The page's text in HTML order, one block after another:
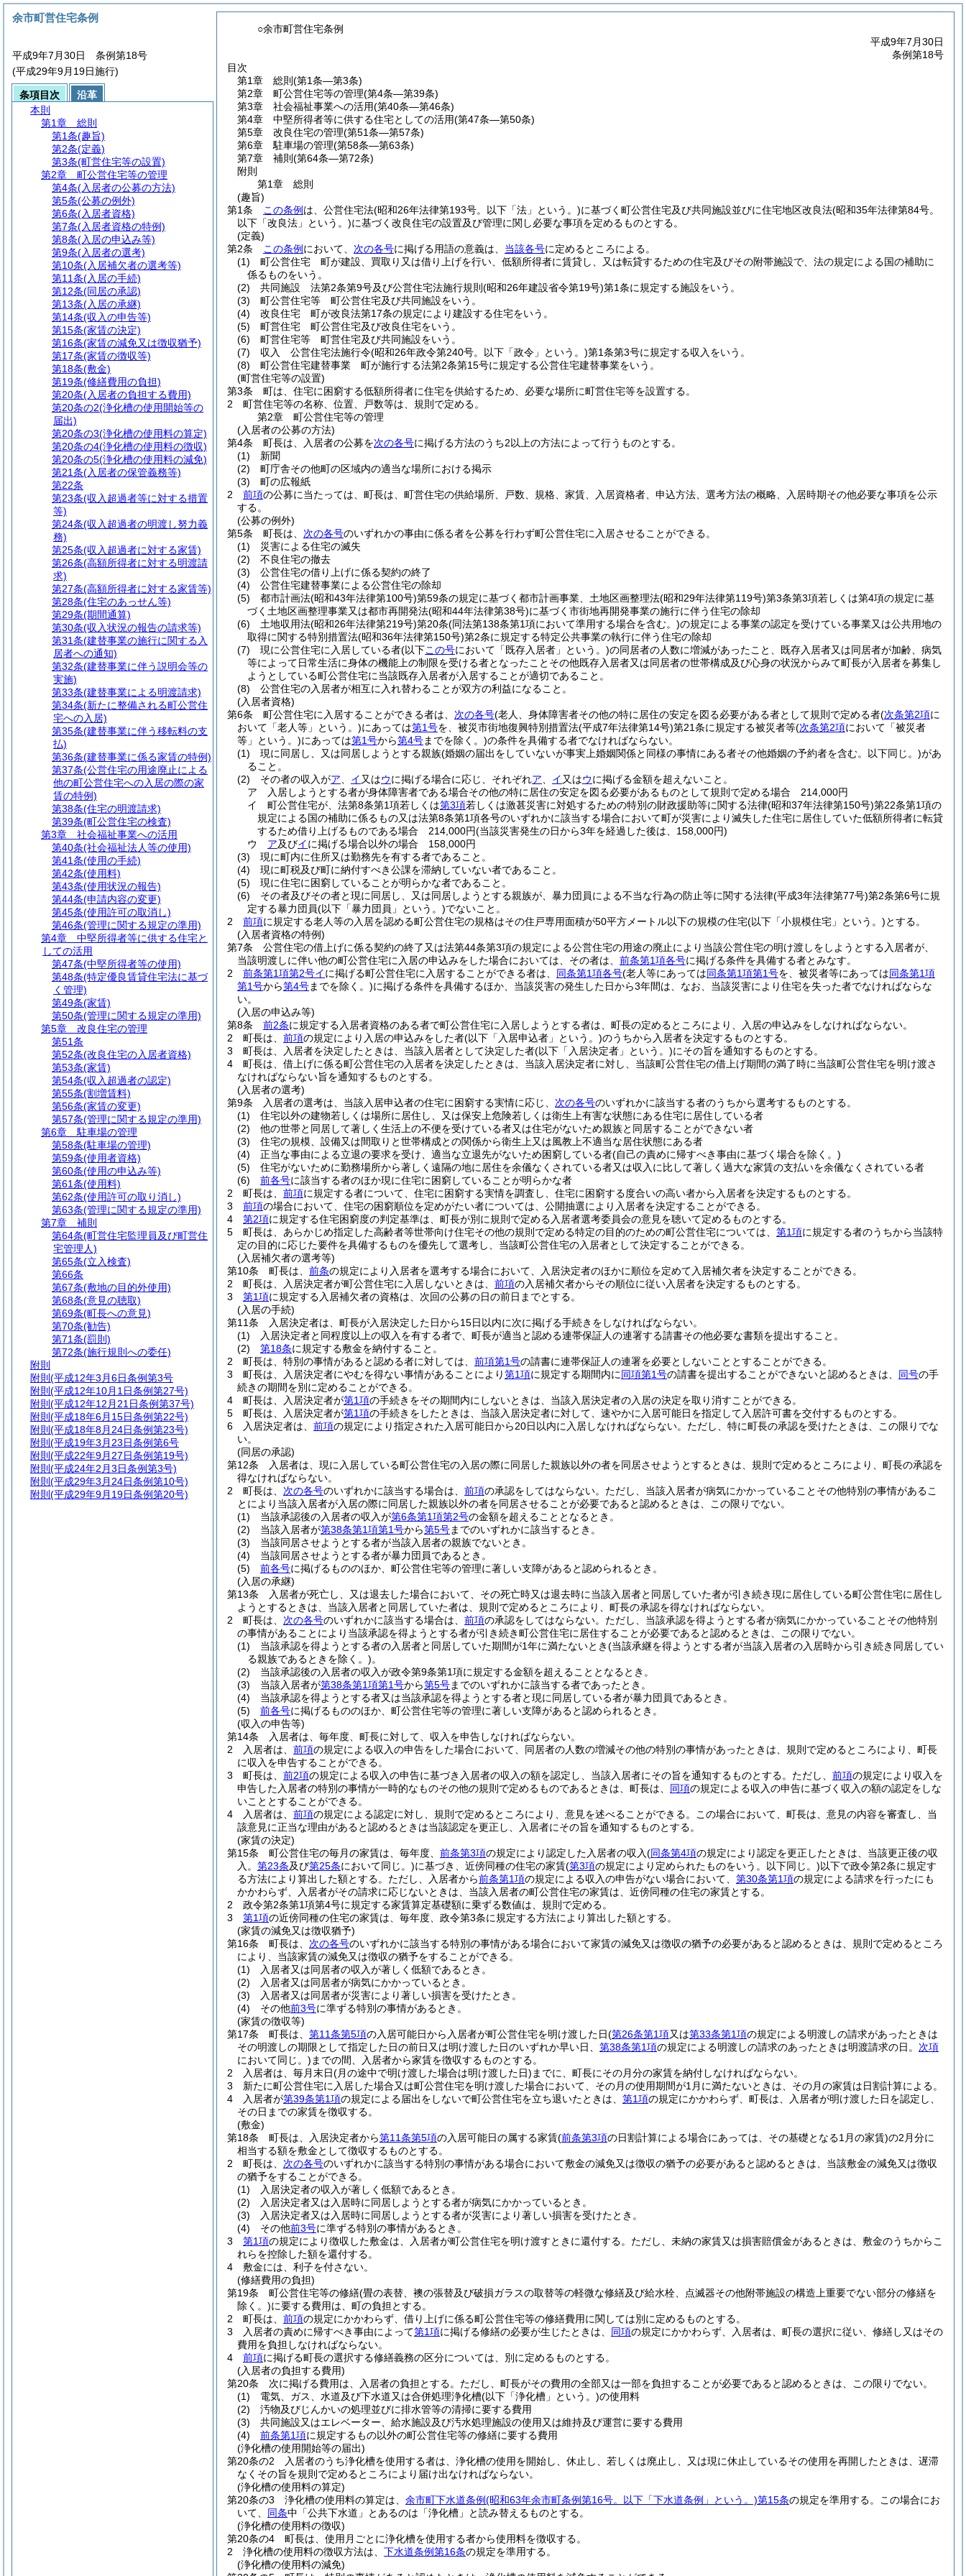
○余市町営住宅条例
平成9年7月30日
条例第18号
目次
第1章
総則 (第1条―第3条)
第2章
町公営住宅等の管理(第4条―第39条)
第3章
社会福祉事業への活用(第40条―第46条)
第4章
中堅所得者等に供する住宅としての活用(第47条―第50条)
第5章
改良住宅の管理(第51条―第57条)
第6章
駐車場の管理(第58条―第63条)
第7章
補則 (第64条―第72条)
附則
第1章
総則
(趣旨)
第1条
この条例 は、公営住宅法(昭和26年法律第193号。以下「法」という。)に基づく町公営住宅及び共同施設並びに住宅地区改良法(昭和35年法律第84号。
以下「改良法」という。)に基づく改良住宅の設置及び管理に関し必要な事項を定めるものとする。
(定義)
第2条
この条例 において、 次の各号に掲げる用語の意義は、 当該各号に定めるところによる。
(1)
町公営住宅 町が建設、買取り又は借り上げを行い、低額所得者に賃貸し、又は転貸するための住宅及びその附帯施設で、法の規定による国の補助に
係るものをいう。
(2)
共同施設 法第2条第9号及び公営住宅法施行規則 (昭和26年建設省令第19号)第1条に規定する施設をいう。
(3)
町公営住宅等 町公営住宅及び共同施設をいう。
(4)
改良住宅 町が改良法第17条の規定により建設する住宅をいう。
(5)
町営住宅 町公営住宅及び改良住宅をいう。
(6)
町営住宅等 町営住宅及び共同施設をいう。
(7)
収入 公営住宅法施行令(昭和26年政令第240号。以下「政令」という。)第1条第3号に規定する収入をいう。
(8)
町公営住宅建替事業 町が施行する法第2条第15号に規定する公営住宅建替事業をいう。
(町営住宅等の設置)
第3条
町は、住宅に困窮する低額所得者に住宅を供給するため、必要な場所に町営住宅等を設置する。
2
町営住宅等の名称、位置、戸数等は、規則で定める。
第2章
町公営住宅等の管理
(入居者の公募の方法)
第4条
町長は、入居者の公募を次の各号に掲げる方法のうち2以上の方法によって行うものとする。
(1)
新聞
(2)
町庁舎その他町の区域内の適当な場所における掲示
(3)
町の広報紙
2
前項の公募に当たっては、町長は、町営住宅の供給場所、戸数、規格、家賃、入居資格者、申込方法、選考方法の概略、入居時期その他必要な事項を公示
する。
(公募の例外)
第5条
町長は、 次の各号のいずれかの事由に係る者を公募を行わず町公営住宅に入居させることができる。
(1)
災害による住宅の滅失
(2)
不良住宅の撤去
(3)
公営住宅の借り上げに係る契約の終了
(4)
公営住宅建替事業による公営住宅の除却
(5)
都市計画法(昭和43年法律第100号)第59条の規定に基づく都市計画事業、土地区画整理法(昭和29年法律第119号)第3条第3項若しくは第4項の規定に基
づく土地区画整理事業又は都市再開発法(昭和44年法律第38号)に基づく市街地再開発事業の施行に伴う住宅の除却
(6)
土地収用法(昭和26年法律第219号)第20条(同法第138条第1項において準用する場合を含む。)の規定による事業の認定を受けている事業又は公共用地の
取得に関する特別措置法(昭和36年法律第150号)第2条に規定する特定公共事業の執行に伴う住宅の除却
(7)
現に公営住宅に入居している者(以下この号において「既存入居者」という。)の同居者の人数に増減があったこと、既存入居者又は同居者が加齢、病気
等によって日常生活に身体の機能上の制限を受ける者となったことその他既存入居者又は同居者の世帯構成及び心身の状況からみて町長が入居者を募集し
ようとしている町公営住宅に当該既存入居者が入居することが適切であること。
(8)
公営住宅の入居者が相互に入れ替わることが双方の利益になること。
(入居者資格)
第6条
町公営住宅に入居することができる者は、 次の各号(老人、身体障害者その他の特に居住の安定を図る必要がある者として規則で定める者(次条第2項に
おいて「老人等」という。)にあっては第1号を、被災市街地復興特別措置法(平成7年法律第14号)第21条に規定する被災者等(次条第2項において「被災者
等」という。)にあっては第1号から第4号までを除く。)の条件を具備する者でなければならない。
(1)
現に同居し、又は同居しようとする親族(婚姻の届出をしていないが事実上婚姻関係と同様の事情にある者その他婚姻の予約者を含む。以下同じ。)があ
ること。
(2)
その者の収入がア イ 又はウに掲げる場合に応じ、それぞれア イ 又はウに掲げる金額を超えないこと。
ア
入居しようとする者が身体障害者である場合その他の特に居住の安定を図る必要があるものとして規則で定める場合 214,000円
イ
町公営住宅が、法第8条第1項若しくは第3項若しくは激甚災害に対処するための特別の財政援助等に関する法律(昭和37年法律第150号)第22条第1項の
規定による国の補助に係るもの又は法第8条第1項各号のいずれかに該当する場合において町が災害により滅失した住宅に居住していた低額所得者に転貸
するため借り上げるものである場合 214,000円(当該災害発生の日から3年を経過した後は、158,000円)
ウ
ア及びイに掲げる場合以外の場合 158,000円
(3)
現に町内に住所又は勤務先を有する者であること。
(4)
現に町税及び町に納付すべき公課を滞納していない者であること。
(5)
現に住宅に困窮していることが明らかな者であること。
(6)
その者及びその者と現に同居し、又は同居しようとする親族が、暴力団員による不当な行為の防止等に関する法律(平成3年法律第77号)第2条第6号に規
定する暴力団員(以下「暴力団員」という。)でないこと。
2
前項に規定する老人等の入居を認める町公営住宅の規格はその住戸専用面積が50平方メートル以下の規模の住宅(以下「小規模住宅」という。)とする。
(入居者資格の特例)
第7条
公営住宅の借上げに係る契約の終了又は法第44条第3項の規定による公営住宅の用途の廃止により当該公営住宅の明け渡しをしようとする入居者が、
当該明渡しに伴い他の町公営住宅に入居の申込みをした場合においては、その者は、 前条第1項各号に掲げる条件を具備する者とみなす。
2
前条第1項第2号イに掲げる町公営住宅に入居することができる者は、 同条第1項各号(老人等にあっては同条第1項第1号を、被災者等にあっては同条第1項
第1号から第4号までを除く。)に掲げる条件を具備するほか、当該災害の発生した日から3年間は、なお、当該災害により住宅を失った者でなければならな
い。
(入居の申込み等)
第8条
前2条に規定する入居者資格のある者で町公営住宅に入居しようとする者は、町長の定めるところにより、入居の申込みをしなければならない。
2
町長は、 前項の規定により入居の申込みをした者(以下「入居申込者」という。)のうちから入居者を決定するものとする。
3
町長は、入居者を決定したときは、当該入居者として決定した者(以下「入居決定者」という。)にその旨を通知するものとする。
4
町長は、借上げに係る町公営住宅の入居者を決定したときは、当該入居決定者に対し、当該町公営住宅の借上げ期間の満了時に当該町公営住宅を明け渡さ
なければならない旨を通知するものとする。
(入居者の選考)
第9条
入居者の選考は、当該入居申込者の住宅に困窮する実情に応じ、 次の各号のいずれかに該当する者のうちから選考するものとする。
(1)
住宅以外の建物若しくは場所に居住し、又は保安上危険若しくは衛生上有害な状態にある住宅に居住している者
(2)
他の世帯と同居して著しく生活上の不便を受けている者又は住宅がないため親族と同居することができない者
(3)
住宅の規模、設備又は間取りと世帯構成との関係から衛生上又は風教上不適当な居住状態にある者
(4)
正当な事由による立退の要求を受け、適当な立退先がないため困窮している者(自己の責めに帰すべき事由に基づく場合を除く。)
(5)
住宅がないために勤務場所から著しく遠隔の地に居住を余儀なくされている者又は収入に比して著しく過大な家賃の支払いを余儀なくされている者
(6)
前各号に該当する者のほか現に住宅に困窮していることが明らかな者
2
町長は、 前項に規定する者について、住宅に困窮する実情を調査し、住宅に困窮する度合いの高い者から入居者を決定するものとする。
3
前項の場合において、住宅の困窮順位を定めがたい者については、公開抽選により入居者を決定することができる。
4
第2項に規定する住宅困窮度の判定基準は、町長が別に規則で定める入居者選考委員会の意見を聴いて定めるものとする。
5
町長は、あらかじめ指定した高齢者等世帯向け住宅その他の規則で定める特定の目的のための町公営住宅については、 第1項に規定する者のうちから当該特
定の目的に応じた要件を具備するものを優先して選考し、当該町公営住宅の入居者として決定することができる。
(入居補欠者の選考等)
第10条
町長は、 前条の規定により入居者を選考する場合において、入居決定者のほかに順位を定めて入居補欠者を決定することができる。
2
町長は、入居決定者が町公営住宅に入居しないときは、 前項の入居補欠者からその順位に従い入居者を決定するものとする。
3
第1項に規定する入居補欠者の資格は、次回の公募の日の前日までとする。
(入居の手続)
第11条
入居決定者は、町長が入居決定した日から15日以内に次に掲げる手続きをしなければならない。
(1)
入居決定者と同程度以上の収入を有する者で、町長が適当と認める連帯保証人の連署する請書その他必要な書類を提出すること。
(2)
第18条に規定する敷金を納付すること。
2
町長は、特別の事情があると認める者に対しては、 前項第1号の請書に連帯保証人の連署を必要としないこととすることができる。
3
町長は、入居決定者にやむを得ない事情があることにより第1項に規定する期間内に同項第1号の請書を提出することができないと認めるときは、 同号の手
続きの期間を別に定めることができる。
4
町長は、入居決定者が第1項の手続きをその期間内にしないときは、当該入居決定者の入居の決定を取り消すことができる。
5
町長は、入居決定者が第1項の手続きをしたときは、当該入居決定者に対して、速やかに入居可能日を指定して入居許可書を交付するものとする。
6
入居決定者は、 前項の規定により指定された入居可能日から20日以内に入居しなければならない。 ただし、特に町長の承認を受けたときは、この限りでな
い。
(同居の承認)
第12条
入居者は、現に入居している町公営住宅の入居の際に同居した親族以外の者を同居させようとするときは、規則で定めるところにより、町長の承認を
得なければならない。
2
町長は、 次の各号のいずれかに該当する場合は、 前項の承認をしてはならない。 ただし、当該入居者が病気にかかっていることその他特別の事情があるこ
とにより当該入居者が入居の際に同居した親族以外の者を同居させることが必要であると認めるときは、この限りでない。
(1)
当該承認後の入居者の収入が第6条第1項第2号の金額を超えることとなるとき。
(2)
当該入居者が第38条第1項第1号から第5号までのいずれかに該当するとき。
(3)
当該同居させようとする者が当該入居者の親族でないとき。
(4)
当該同居させようとする者が暴力団員であるとき。
(5)
前各号に掲げるもののほか、町公営住宅等の管理に著しい支障があると認められるとき。
(入居の承継)
第13条
入居者が死亡し、又は退去した場合において、その死亡時又は退去時に当該入居者と同居していた者が引き続き現に居住している町公営住宅に居住し
ようとするときは、当該入居者と同居していた者は、規則で定めるところにより、町長の承認を得なければならない。
2
町長は、 次の各号のいずれかに該当する場合は、 前項の承認をしてはならない。 ただし、当該承認を得ようとする者が病気にかかっていることその他特別
の事情があることにより当該承認を得ようとする者が引き続き町公営住宅に居住することが必要であると認めるときは、この限りでない。
(1)
当該承認を得ようとする者の入居者と同居していた期間が1年に満たないとき(当該承継を得ようとする者が当該入居者の入居時から引き続き同居してい
る親族であるときを除く。)。
(2)
当該承認後の入居者の収入が政令第9条第1項に規定する金額を超えることとなるとき。
(3)
当該入居者が第38条第1項第1号から第5号までのいずれかに該当する者であったとき。
(4)
当該承認を得ようとする者又は当該承認を得ようとする者と現に同居している者が暴力団員であるとき。
(5)
前各号に掲げるもののほか、町公営住宅等の管理に著しい支障があると認められるとき。
(収入の申告等)
第14条
入居者は、毎年度、町長に対して、収入を申告しなければならない。
2
入居者は、 前項の規定による収入の申告をした場合において、同居者の人数の増減その他の特別の事情があったときは、規則で定めるところにより、町長
に収入を申告することができる。
3
町長は、 前2項の規定による収入の申告に基づき入居者の収入の額を認定し、当該入居者にその旨を通知するものとする。 ただし、 前項の規定により収入を
申告した入居者の特別の事情が一時的なものその他の規則で定めるものであるときは、町長は、 同項の規定による収入の申告に基づく収入の額の認定をしな
いこととすることができる。
4
入居者は、 前項の規定による認定に対し、規則で定めるところにより、意見を述べることができる。
この場合において、町長は、意見の内容を審査し、当
該意見に正当な理由があると認めるときは当該認定を更正し、入居者にその旨を通知するものとする。
(家賃の決定)
第15条
町公営住宅の毎月の家賃は、毎年度、 前条第3項の規定により認定した入居者の収入(同条第4項の規定により認定を更正したときは、当該更正後の収
入。 第23条及び第25条において同じ。)に基づき、近傍同種の住宅の家賃(第3項の規定により定められたものをいう。以下同じ。)以下で政令第2条に規定す
る方法により算出した額とする。 ただし、入居者から前条第1項の規定による収入の申告がない場合において、 第30条第1項の規定による請求を行ったにも
かかわらず、入居者がその請求に応じないときは、当該入居者の町公営住宅の家賃は、近傍同種の住宅の家賃とする。
2
政令第2条第1項第4号に規定する家賃算定基礎額に乗ずる数値は、規則で定める。
3
第1項の近傍同種の住宅の家賃は、毎年度、政令第3条に規定する方法により算出した額とする。
(家賃の減免又は徴収猶予)
第16条
町長は、 次の各号のいずれかに該当する特別の事情がある場合において家賃の減免又は徴収の猶予の必要があると認めるときは、規則で定めるところ
により、当該家賃の減免又は徴収の猶予をすることができる。
(1)
入居者又は同居者の収入が著しく低額であるとき。
(2)
入居者又は同居者が病気にかかっているとき。
(3)
入居者又は同居者が災害により著しい損害を受けたとき。
(4)
その他前3号に準ずる特別の事情があるとき。
(家賃の徴収等)
第17条
町長は、 第11条第5項の入居可能日から入居者が町公営住宅を明け渡した日(第26条第1項又は第33条第1項の規定による明渡しの請求があったときは
その明渡しの期限として指定した日の前日又は明け渡した日のいずれか早い日、 第38条第1項の規定による明渡しの請求のあったときは明渡請求の日。 次項
において同じ。) までの間、入居者から家賃を徴収するものとする。
2
入居者は、毎月末日(月の途中で明け渡した場合は明け渡した日) までに、町長にその月分の家賃を納付しなければならない。
3
新たに町公営住宅に入居した場合又は町公営住宅を明け渡した場合において、その月の使用期間が1月に満たないときは、その月の家賃は日割計算による。
4
入居者が第39条第1項の規定による届出をしないで町公営住宅を立ち退いたときは、 第1項の規定にかかわらず、町長は、入居者が明け渡した日を認定し、
その日までの家賃を徴収する。
(敷金)
第18条
町長は、入居決定者から第11条第5項の入居可能日の属する家賃(前条第3項の日割計算による場合にあっては、その基礎となる1月の家賃)の2月分に
相当する額を敷金として徴収するものとする。
2
町長は、 次の各号のいずれかに該当する特別の事情がある場合において敷金の減免又は徴収の猶予の必要があると認めるときは、当該敷金の減免又は徴収
の猶予をすることができる。
(1)
入居決定者の収入が著しく低額であるとき。
(2)
入居決定者又は入居時に同居しようとする者が病気にかかっているとき。
(3)
入居決定者又は入居時に同居しようとする者が災害により著しい損害を受けたとき。
(4)
その他前3号に準ずる特別の事情があるとき。
3
第1項の規定により徴収した敷金は、入居者が町公営住宅を明け渡すときに還付する。 ただし、未納の家賃又は損害賠償金があるときは、敷金のうちからこ
れらを控除した額を還付する。
4
敷金には、利子を付さない。
(修繕費用の負担)
第19条
町公営住宅等の修繕(畳の表替、襖の張替及び破損ガラスの取替等の軽微な修繕及び給水栓、点滅器その他附帯施設の構造上重要でない部分の修繕を
除く。)に要する費用は、町の負担とする。
2
町長は、 前項の規定にかかわらず、借り上げに係る町公営住宅等の修繕費用に関しては別に定めるものとする。
3
入居者の責めに帰すべき事由によって第1項に掲げる修繕の必要が生じたときは、 同項の規定にかかわらず、入居者は、町長の選択に従い、修繕し又はその
費用を負担しなければならない。
4
前項に掲げる町長の選択する修繕義務の区分については、別に定めるものとする。
(入居者の負担する費用)
第20条
次に掲げる費用は、入居者の負担とする。 ただし、町長がその費用の全部又は一部を負担することが必要であると認めるときは、この限りでない。
(1)
電気、ガス、水道及び下水道又は合併処理浄化槽(以下「浄化槽」という。)の使用料
(2)
汚物及びじんかいの処理並びに排水管等の清掃に要する費用
(3)
共同施設又はエレベーター、給水施設及び汚水処理施設の使用又は維持及び運営に要する費用
(4)
前条第1項に規定するもの以外の町公営住宅等の修繕に要する費用
(浄化槽の使用開始等の届出)
第20条の2
入居者のうち浄化槽を使用する者は、浄化槽の使用を開始し、休止し、若しくは廃止し、又は現に休止しているその使用を再開したときは、遅滞
なくその旨を規則で定めるところにより届け出なければならない。
(浄化槽の使用料の算定)
第20条の3
浄化槽の使用料の算定は、 余市町下水道条例(昭和63年余市町条例第16号。以下「下水道条例」という。)第15条の規定を準用する。
この場合にお
いて、 同条中「公共下水道」とあるのは「浄化槽」と読み替えるものとする。
(浄化槽の使用料の徴収)
第20条の4
町長は、使用月ごとに浄化槽を使用する者から使用料を徴収する。
2
浄化槽の使用料の徴収方法は、 下水道条例第16条の規定を準用する。
(浄化槽の使用料の減免)
余市町営住宅条例
平成9年7月30日 条例第18号
(平成29年9月19日施行)
条項目次
沿革
本則
第1章
総則
第1条(趣旨)
第2条(定義)
第3条(町営住宅等の設置)
第2章
町公営住宅等の管理
第4条(入居者の公募の方法)
第5条(公募の例外)
第6条(入居者資格)
第7条(入居者資格の特例)
第8条(入居の申込み等)
第9条(入居者の選考)
第10条(入居補欠者の選考等)
第11条(入居の手続)
第12条(同居の承認)
第13条(入居の承継)
第14条(収入の申告等)
第15条(家賃の決定)
第16条(家賃の減免又は徴収猶予)
第17条(家賃の徴収等)
第18条(敷金)
第19条(修繕費用の負担)
第20条(入居者の負担する費用)
第20条の2(浄化槽の使用開始等の
届出)
第20条の3(浄化槽の使用料の算定)
第20条の4(浄化槽の使用料の徴収)
第20条の5(浄化槽の使用料の減免)
第21条(入居者の保管義務等)
第22条
第23条(収入超過者等に対する措置
等)
第24条(収入超過者の明渡し努力義
務)
第25条(収入超過者に対する家賃)
第26条(高額所得者に対する明渡請
求)
第27条(高額所得者に対する家賃等)
第28条(住宅のあっせん等)
第29条(期間通算)
第30条(収入状況の報告の請求等)
第31条(建替事業の施行に関する入
居者への通知)
第32条(建替事業に伴う説明会等の
実施)
第33条(建替事業による明渡請求)
第34条(新たに整備される町公営住
宅への入居)
第35条(建替事業に伴う移転料の支
払)
第36条(建替事業に係る家賃の特例)
第37条(公営住宅の用途廃止による
他の町公営住宅への入居の際の家
賃の特例)
第38条(住宅の明渡請求)
第39条(町公営住宅の検査)
第3章
社会福祉事業への活用
第40条(社会福祉法人等の使用)
第41条(使用の手続)
第42条(使用料)
第43条(使用状況の報告)
第44条(申請内容の変更)
第45条(使用許可の取消し)
第46条(管理に関する規定の準用)
第4章
中堅所得者等に供する住宅と
しての活用
第47条(中堅所得者等の使用)
第48条(特定優良賃貸住宅法に基づ
く管理)
第49条(家賃)
第50条(管理に関する規定の準用)
第5章
改良住宅の管理
第51条
第52条(改良住宅の入居者資格)
第53条(家賃)
第54条(収入超過者の認定)
第55条(割増賃料)
第56条(家賃の変更)
第57条(管理に関する規定の準用)
第6章
駐車場の管理
第58条(駐車場の管理)
第59条(使用者資格)
第60条(使用の申込み等)
第61条(使用料)
第62条(使用許可の取り消し)
第63条(管理に関する規定の準用)
第7章
補則
第64条(町営住宅監理員及び町営住
宅管理人)
第65条(立入検査)
第66条
第67条(敷地の目的外使用)
第68条(意見の聴取)
第69条(町長への意見)
第70条(勧告)
第71条(罰則)
第72条(施行規則への委任)
附則
附則 (平成12年3月6日条例第3号
附則 (平成12年10月1日条例第27号)
附則 (平成12年12月21日条例第37号)
附則 (平成18年6月15日条例第22号)
附則 (平成18年8月24日条例第23号)
附則 (平成19年3月23日条例第6号
附則 (平成22年9月27日条例第19号)
附則 (平成24年2月3日条例第3号)
附則 (平成29年3月24日条例第10号)
附則 (平成29年9月19日条例第20号)